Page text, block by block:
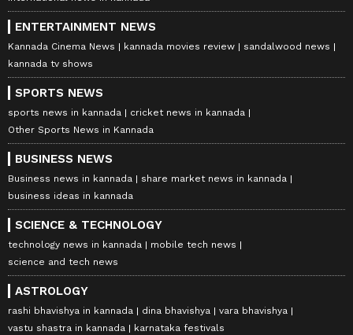
ENTERTAINMENT NEWS
Kannada Cinema News kannada movies review
sandalwood news
kannada tv shows
SPORTS NEWS
sports news in kannada
cricket news in kannada
Other Sports News in Kannada
BUSINESS NEWS
Business news in kannada
share market news in kannada
business ideas in kannada
SCIENCE & TECHNOLOGY
technology news in kannada
mobile tech news
science and tech news
ASTROLOGY
rashi bhavishya in kannada dina bhavishya
vara bhavishya
vastu shastra in kannada
karnataka festivals